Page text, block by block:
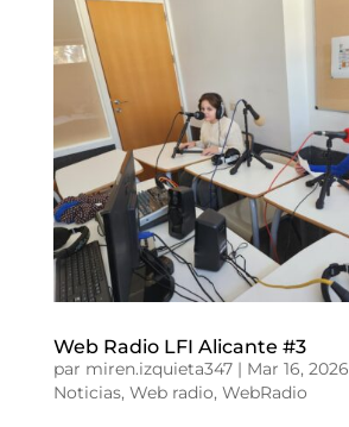
Web Radio LFI Alicante #3
par miren.izquieta347| Mar 16, 2026
Noticias, Web radio, WebRadio